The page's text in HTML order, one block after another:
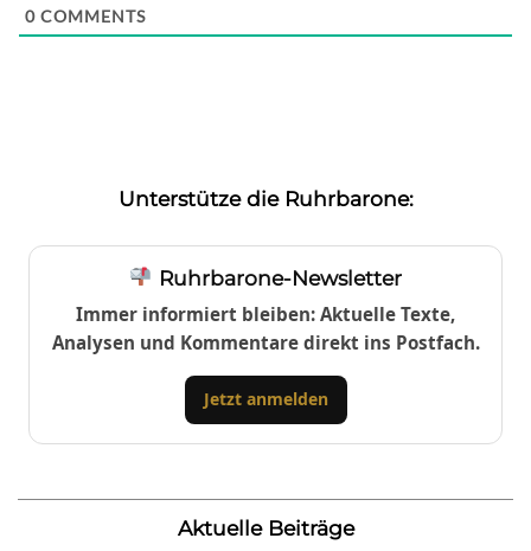
0 COMMENTS
Unterstütze die Ruhrbarone:
Ruhrbarone-Newsletter
Immer informiert bleiben: Aktuelle Texte,
Analysen und Kommentare direkt ins Postfach.
Jetzt anmelden
Aktuelle Beiträge